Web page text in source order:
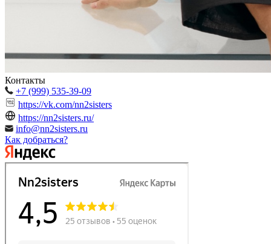
Контакты
+7 (999) 535-39-09
https://vk.com/nn2sisters
https://nn2sisters.ru/
info@nn2sisters.ru
Как добраться?